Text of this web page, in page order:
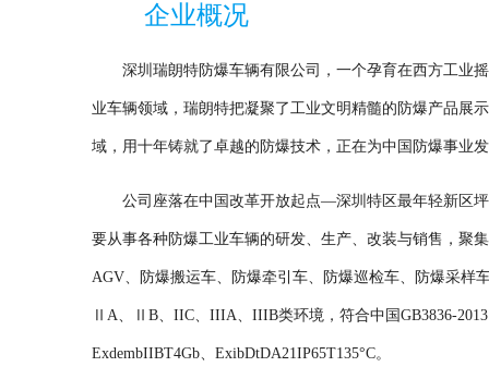
企业概况
深圳瑞朗特防爆车辆有限公司，一个孕育在西方工业摇
业车辆领域，瑞朗特把凝聚了工业文明精髓的防爆产品展
域，用十年铸就了卓越的防爆技术，正在为中国防爆事
公司座落在中国改革开放起点—深圳特区最年轻新区坪
要从事各种防爆工业车辆的研发、生产、改装与销售，聚
AGV、防爆搬运车、防爆牵引车、防爆巡检车、防爆采样
ⅡA、ⅡB、IIC、IIIA、IIIB类环境，符合中国GB3836-2013
ExdembIIBT4Gb、ExibDtDA21IP65T135°C。